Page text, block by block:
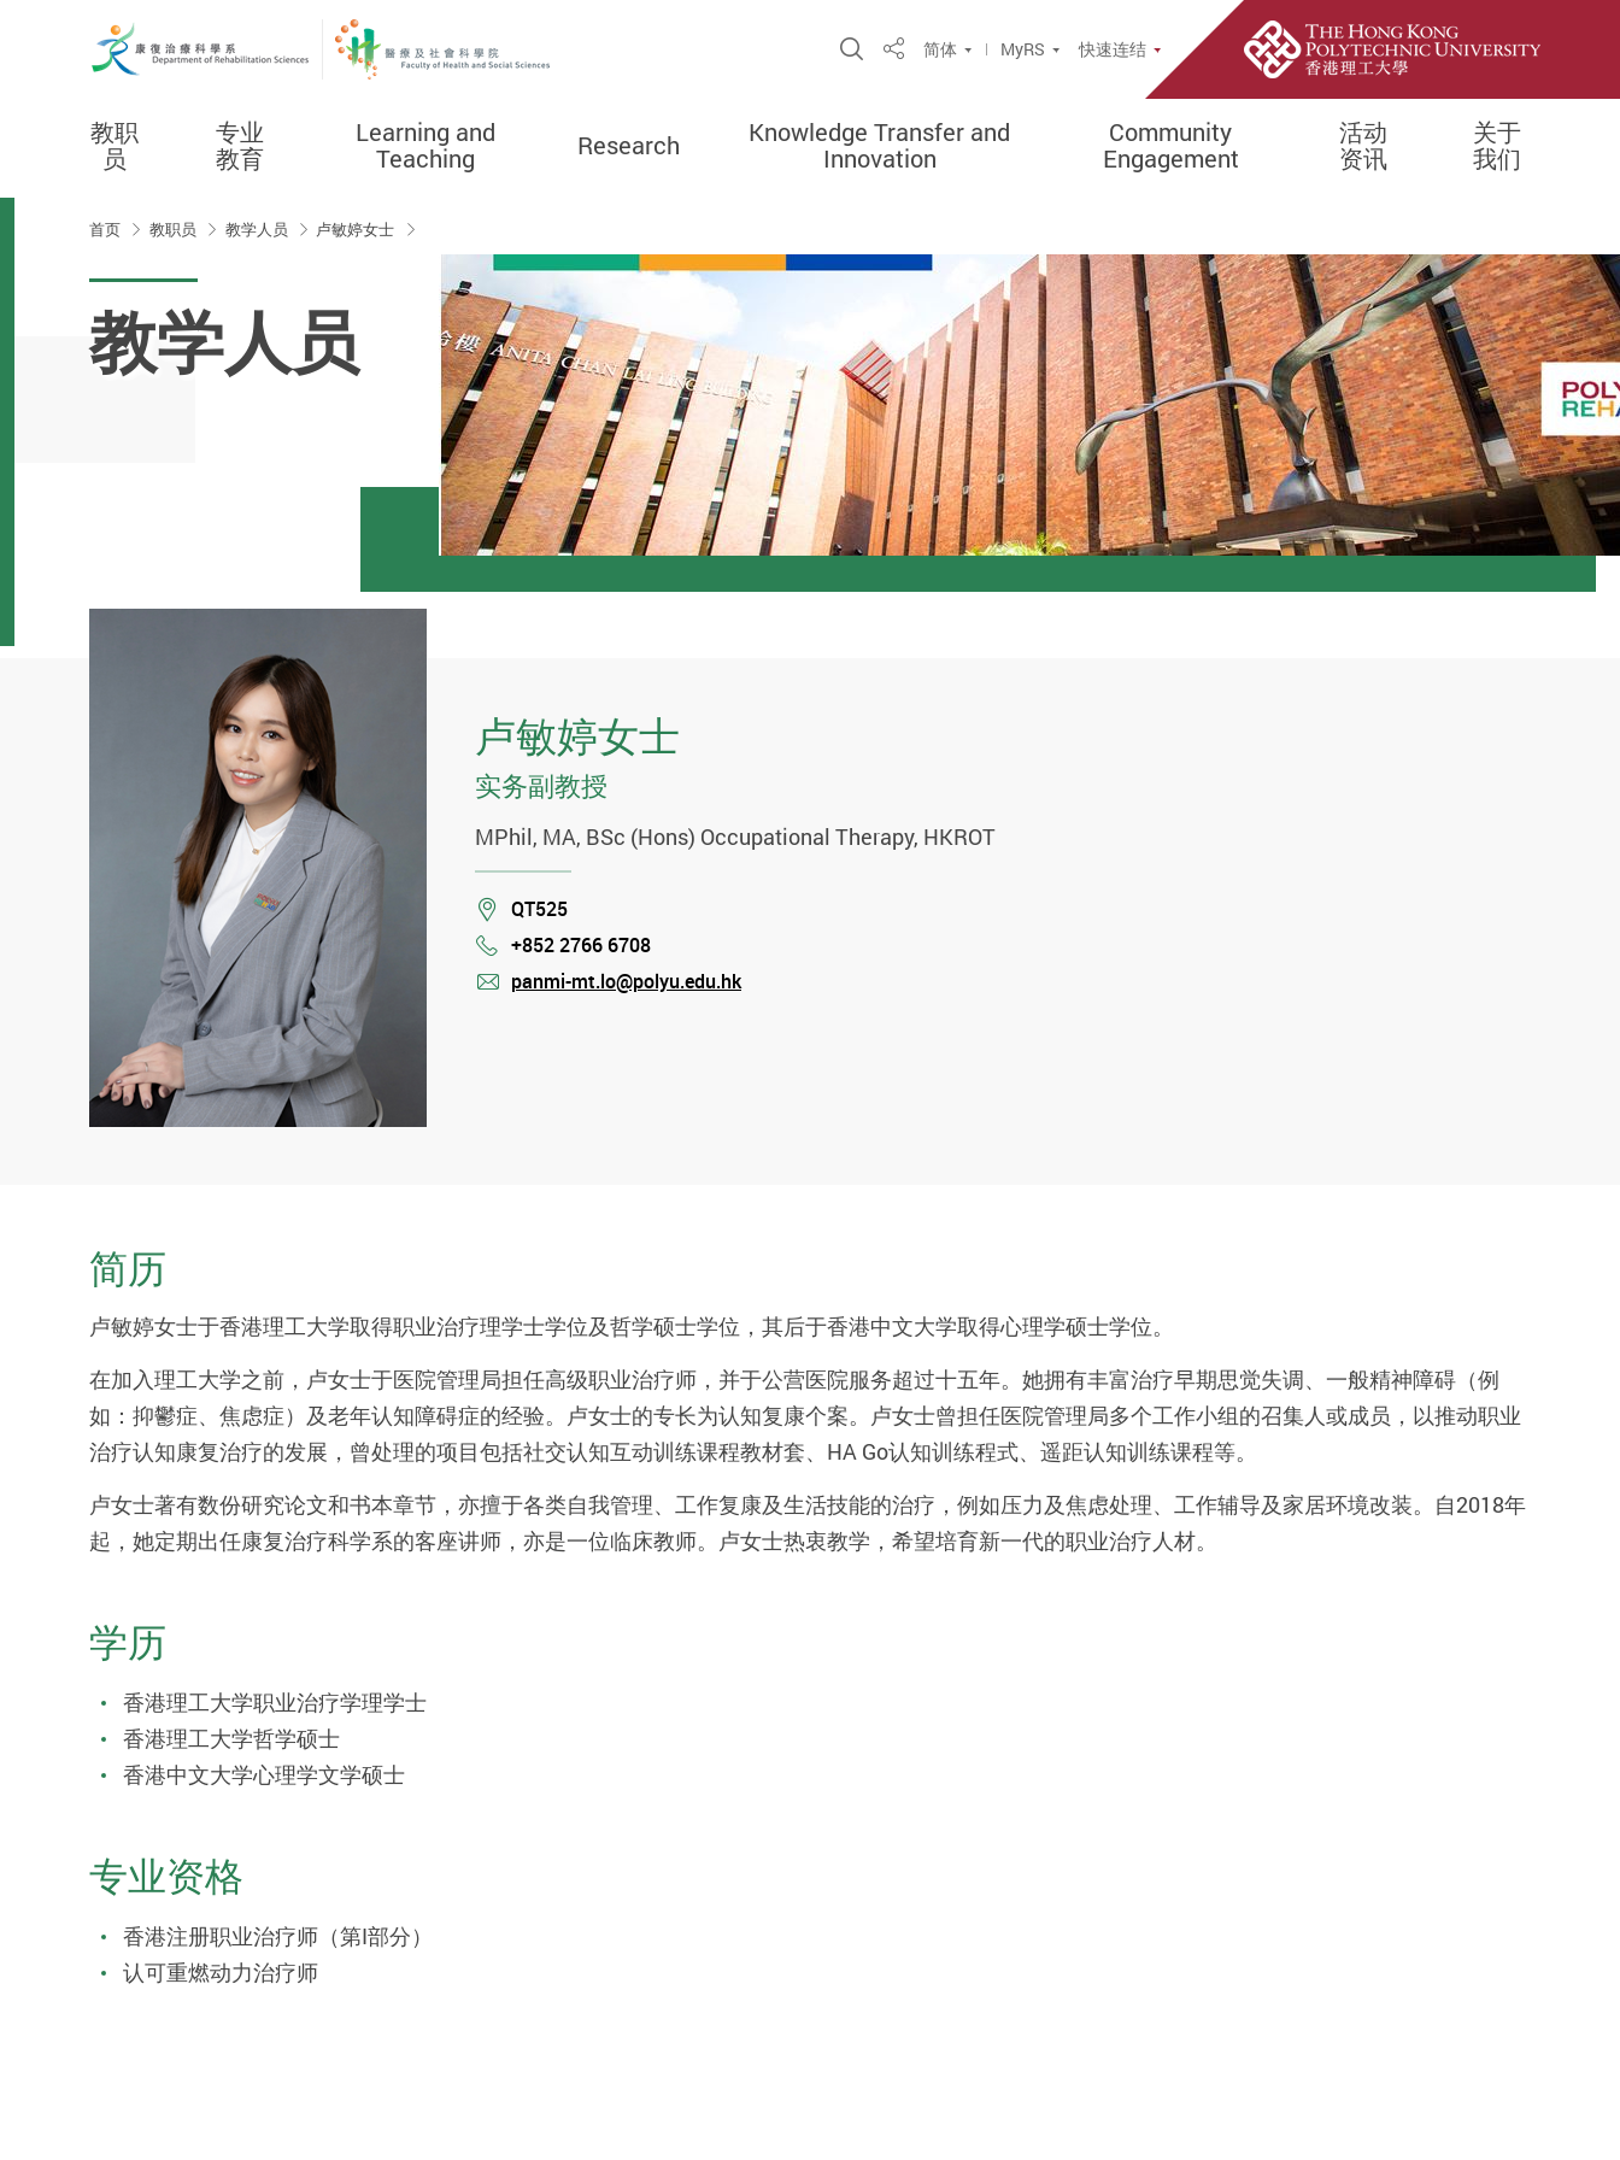
Open Site Search Popup
Share简体 MyRS 快速连结
教职
员
专业
教育
Learning and
Teaching
Research
Knowledge Transfer and
Innovation
Community
Engagement
活动
资​​讯
关于
我们
首页 教职员 教学人员 卢敏婷女士
教学人员
卢敏婷女士
实务副教授
MPhil, MA, BSc (Hons) Occupational Therapy, HKROT
Location
QT525
Phone
+852 2766 6708
panmi-mt.lo@polyu.edu.hk
简历
卢敏婷女士于香港理工大学取得职业治疗理学士学位及哲学硕士学位，其后于香港中文大学取得心理学硕士学位。
在加入理工大学之前，卢女士于医院管理局担任高级职业治疗师，并于公营医院服务超过十五年。她拥有丰富治疗早期思觉失调、一般精神障碍（例
如：抑鬱症、焦虑症）及老年认知障碍症的经验。卢女士的专长为认知复康个案。卢女士曾担任医院管理局多个工作小组的召集人或成员，以推动职业
治疗认知康复治疗的发展，曾处理的项目包括社交认知互动训练课程教材套、HA Go认知训练程式、遥距认知训练课程等。
卢女士著有数份研究论文和书本章节，亦擅于各类自我管理、工作复康及生活技能的治疗，例如压力及焦虑处理、工作辅导及家居环境改装。自2018年
起，她定期出任康复治疗科学系的客座讲师，亦是一位临床教师。卢女士热衷教学，希望培育新一代的职业治疗人材。
学历
香港理工大学职业治疗学理学士
香港理工大学哲学硕士
香港中文大学心理学文学硕士
专业资格
香港注册职业治疗师（第I部分）
认可重燃动力治疗师